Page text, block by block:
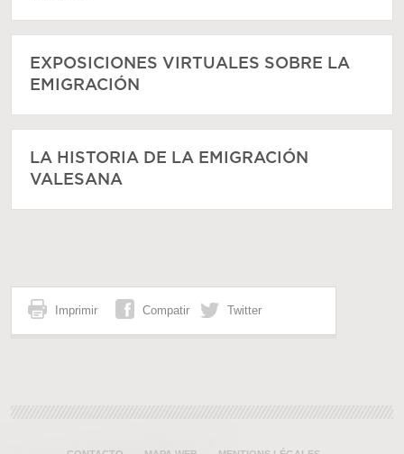
EXPOSICIONES VIRTUALES SOBRE LA
EMIGRACIÓN
LA HISTORIA DE LA EMIGRACIÓN
VALESANA
Imprimir Compatir Twitter